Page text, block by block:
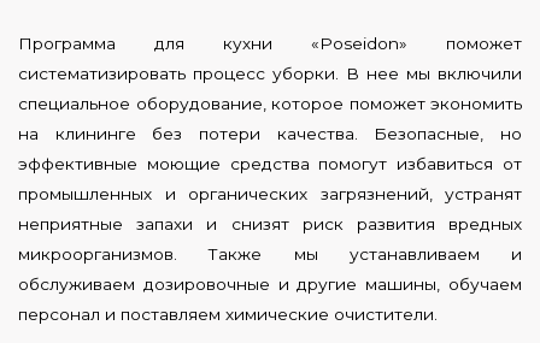
Программа для кухни «Poseidon» поможет
систематизировать процесс уборки. В нее мы включили
специальное оборудование, которое поможет экономить
на клининге без потери качества. Безопасные, но
эффективные моющие средства помогут избавиться от
промышленных и органических загрязнений, устранят
неприятные запахи и снизят риск развития вредных
микроорганизмов. Также мы устанавливаем и
обслуживаем дозировочные и другие машины, обучаем
персонал и поставляем химические очистители.